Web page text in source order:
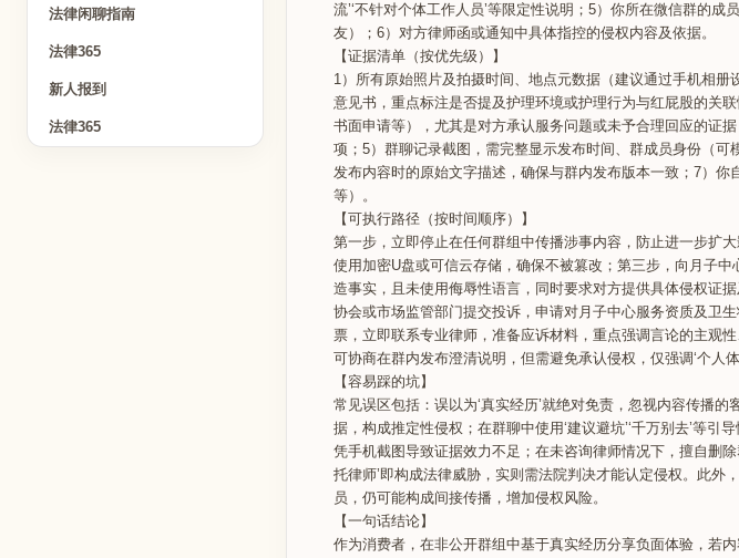
法律闲聊指南
法律365
新人报到
法律365
流’‘不针对个体工作人员’等限定性说明；5）你所在微信群的
友）；6）对方律师函或通知中具体指控的侵权内容及依据。
【证据清单（按优先级）】
1）所有原始照片及拍摄时间、地点元数据（建议通过手机相
意见书，重点标注是否提及护理环境或护理行为与红屁股的关
书面申请等），尤其是对方承认服务问题或未予合理回应的证
项；5）群聊记录截图，需完整显示发布时间、群成员身份（
发布内容时的原始文字描述，确保与群内发布版本一致；7）
等）。
【可执行路径（按时间顺序）】
第一步，立即停止在任何群组中传播涉事内容，防止进一步扩
使用加密U盘或可信云存储，确保不被篡改；第三步，向月子
造事实，且未使用侮辱性语言，同时要求对方提供具体侵权证
协会或市场监管部门提交投诉，申请对月子中心服务资质及卫
票，立即联系专业律师，准备应诉材料，重点强调言论的主观
可协商在群内发布澄清说明，但需避免承认侵权，仅强调‘个人体
【容易踩的坑】
常见误区包括：误以为‘真实经历’就绝对免责，忽视内容传播
据，构成推定性侵权；在群聊中使用‘建议避坑’‘千万别去’等
凭手机截图导致证据效力不足；在未咨询律师情况下，擅自删
托律师’即构成法律威胁，实则需法院判决才能认定侵权。此外
员，仍可能构成间接传播，增加侵权风险。
【一句话结论】
作为消费者，在非公开群组中基于真实经历分享负面体验，若